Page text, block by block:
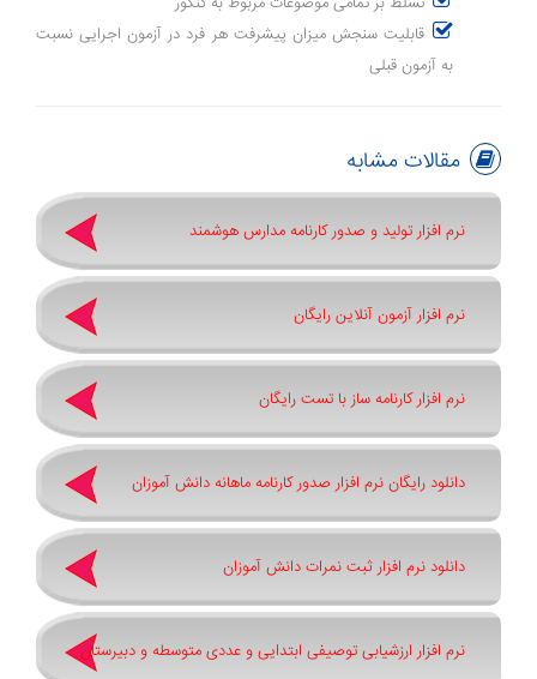
قابلیت سنجش میزان پیشرفت هر فرد در آزمون اجرایی نسبت
به آزمون قبلی
مقالات مشابه
نرم افزار تولید و صدور کارنامه مدارس هوشمند
نرم افزار آزمون آنلاین رایگان
نرم افزار کارنامه ساز با تست رایگان
دانلود رایگان نرم افزار صدور کارنامه ماهانه دانش آموزان
دانلود نرم افزار ثبت نمرات دانش آموزان
نرم افزار ارزشیابی توصیفی ابتدایی و عددی متوسطه و دبیرستان